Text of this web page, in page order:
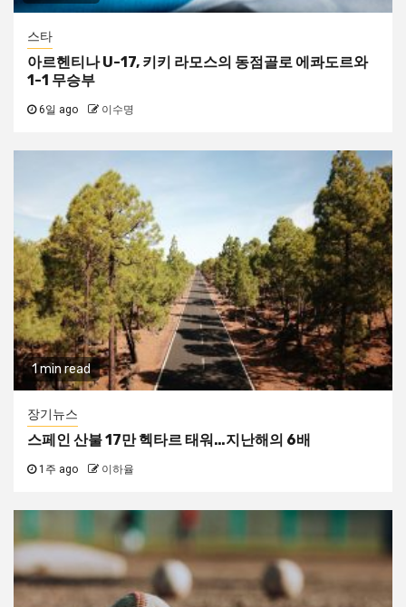
스타
아르헨티나 U-17, 키키 라모스의 동점골로 에콰도르와
1-1 무승부
6일 ago 이수명
1 min read
장기뉴스
스페인 산불 17만 헥타르 태워…지난해의 6배
1주 ago 이하율